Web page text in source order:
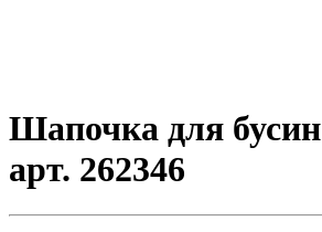
Шапочка для бусин
арт. 262346